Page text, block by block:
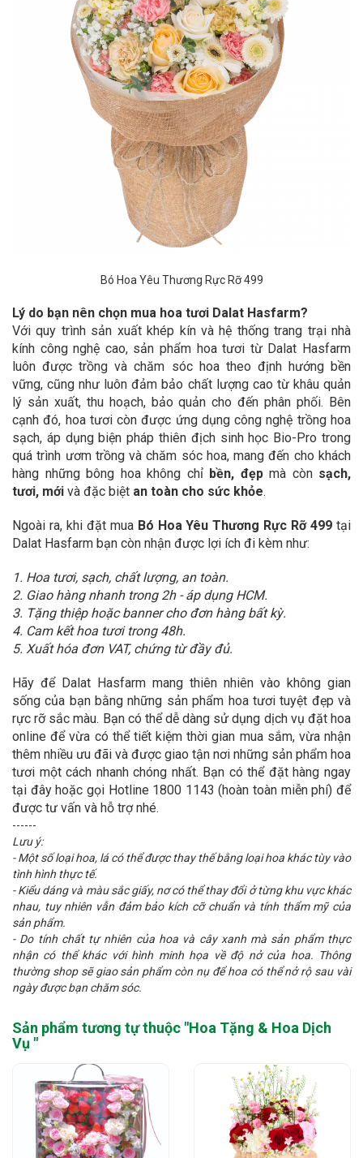
Bó Hoa Yêu Thương Rực Rỡ 499
Lý do bạn nên chọn mua hoa tươi Dalat Hasfarm?
Với quy trình sản xuất khép kín và hệ thống trang trại nhà
kính công nghệ cao, sản phẩm hoa tươi từ Dalat Hasfarm
luôn được trồng và chăm sóc hoa theo định hướng bền
vững, cũng như luôn đảm bảo chất lượng cao từ khâu quản
lý sản xuất, thu hoạch, bảo quản cho đến phân phối. Bên
cạnh đó, hoa tươi còn được ứng dụng công nghệ trồng hoa
sạch, áp dụng biện pháp thiên địch sinh học Bio-Pro trong
quá trình ươm trồng và chăm sóc hoa, mang đến cho khách
hàng những bông hoa không chỉ bền, đẹpmà còn sạch,
tươi, mới và đặc biệt an toàn cho sức khỏe.
Ngoài ra, khi đặt mua Bó Hoa Yêu Thương Rực Rỡ 499 tại
Dalat Hasfarm bạn còn nhận được lợi ích đi kèm như:
1. Hoa tươi, sạch, chất lượng, an toàn.
2. Giao hàng nhanh trong 2h - áp dụng HCM.
3. Tặng thiệp hoặc banner cho đơn hàng bất kỳ.
4. Cam kết hoa tươi trong 48h.
5. Xuất hóa đơn VAT, chứng từ đầy đủ.
Hãy để Dalat Hasfarm mang thiên nhiên vào không gian
sống của bạn bằng những sản phẩm hoa tươi tuyệt đẹp và
rực rỡ sắc màu. Bạn có thể dễ dàng sử dụng dịch vụ đặt hoa
online để vừa có thể tiết kiệm thời gian mua sắm, vừa nhận
thêm nhiều ưu đãi và được giao tận nơi những sản phẩm hoa
tươi một cách nhanh chóng nhất. Bạn có thể đặt hàng ngay
tại đây hoặc gọi Hotline 1800 1143 (hoàn toàn miễn phí) để
được tư vấn và hỗ trợ nhé.
------
Lưu ý:
- Một số loại hoa, lá có thể được thay thế bằng loại hoa khác tùy vào
tình hình thực tế.
- Kiểu dáng và màu sắc giấy, nơ có thể thay đổi ở từng khu vực khác
nhau, tuy nhiên vẫn đảm bảo kích cỡ chuẩn và tính thẩm mỹ của
sản phẩm.
- Do tính chất tự nhiên của hoa và cây xanh mà sản phẩm thực
nhận có thể khác với hình minh họa về độ nở của hoa. Thông
thường shop sẽ giao sản phẩm còn nụ để hoa có thể nở rộ sau vài
ngày được bạn chăm sóc.
Sản phẩm tương tự thuộc "Hoa Tặng & Hoa Dịch
Vụ "